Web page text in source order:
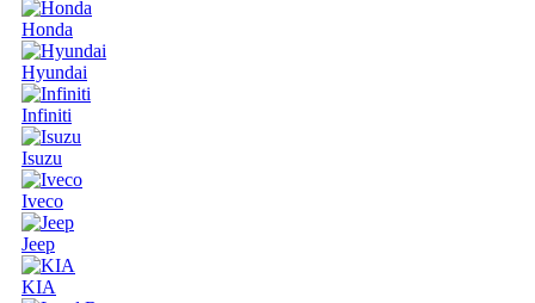
Honda
Hyundai
Infiniti
Isuzu
Iveco
Jeep
KIA